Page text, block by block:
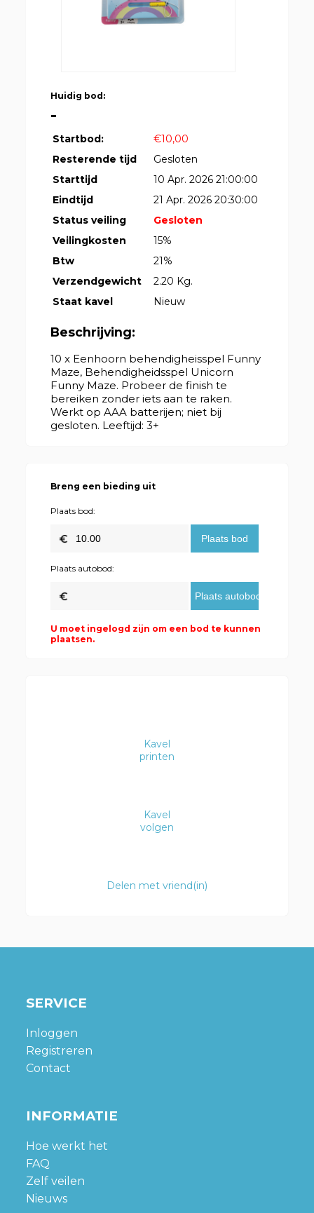
Huidig bod:
-
Startbod:
€10,00
Resterende tijd
Gesloten
Starttijd
10 Apr. 2026 21:00:00
Eindtijd
21 Apr. 2026 20:30:00
Status veiling
Gesloten
Veilingkosten
15%
Btw
21%
Verzendgewicht
2.20 Kg.
Staat kavel
Nieuw
Beschrijving:
10 x Eenhoorn behendigheisspel Funny
Maze, Behendigheidsspel Unicorn
Funny Maze. Probeer de finish te
bereiken zonder iets aan te raken.
Werkt op AAA batterijen; niet bij
gesloten. Leeftijd: 3+
Breng een bieding uit
Plaats bod:
Plaats autobod:
U moet ingelogd zijn om een bod te kunnen
plaatsen.
Kavel
printen
Kavel
volgen
Delen met vriend(in)
SERVICE
Inloggen
Registreren
Contact
INFORMATIE
Hoe werkt het
FAQ
Zelf veilen
Nieuws